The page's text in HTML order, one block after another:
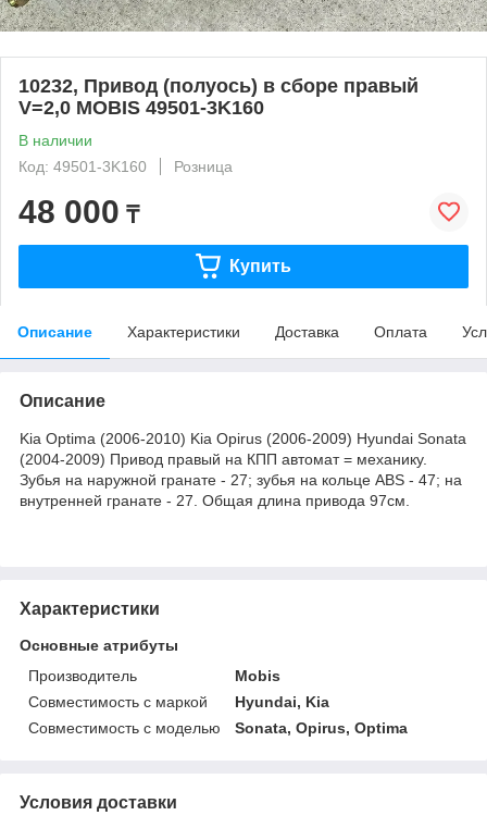
10232, Привод (полуось) в сборе правый
V=2,0 MOBIS 49501-3K160
В наличии
Код: 49501-3K160
Розница
48 000 ₸
Купить
Описание Характеристики Доставка Оплата
Описание
Kia Optima (2006-2010) Kia Opirus (2006-2009) Hyundai Sonata
(2004-2009) Привод правый на КПП автомат = механику.
Зубья на наружной гранате - 27; зубья на кольце ABS - 47; на
внутренней гранате - 27. Общая длина привода 97см.
Характеристики
Основные атрибуты
Производитель
Mobis
Совместимость с маркой
Hyundai, Kia
Совместимость с моделью
Sonata, Opirus, Optima
Условия доставки